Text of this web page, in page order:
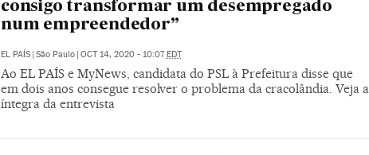
consigo transformar um desempregado
num empreendedor”
EL PAÍS | São Paulo | OCT 14, 2020 - 10:07EDT
Ao EL PAÍS e MyNews, candidata do PSL à Prefeitura disse que
em dois anos consegue resolver o problema da cracolândia. Veja a
íntegra da entrevista